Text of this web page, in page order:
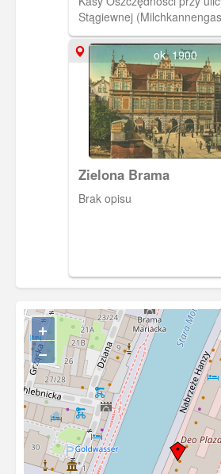
Stągiewnej
Müller, ok. 1929)
ok. 1900
Zielona Brama
Brak opisu
+
−